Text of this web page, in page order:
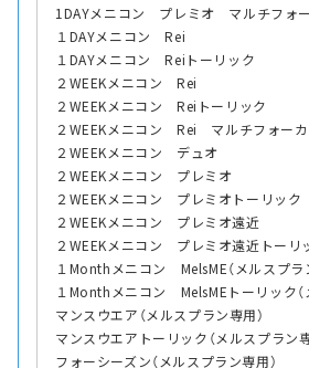
1DAYメニコン プレミオ マルチフォ
１DAYメニコン Rei
１DAYメニコン Reiトーリック
２WEEKメニコン Rei
２WEEKメニコン Reiトーリック
２WEEKメニコン Rei マルチフォー
２WEEKメニコン デュオ
２WEEKメニコン プレミオ
２WEEKメニコン プレミオトーリック
２WEEKメニコン プレミオ遠近
２WEEKメニコン プレミオ遠近トーリ
１Monthメニコン MelsME（メルスプラ
１Monthメニコン MelsMEトーリック（
マンスウエア（メルスプラン専用）
マンスウエアトーリック（メルスプラン専
フォーシーズン（メルスプラン専用）